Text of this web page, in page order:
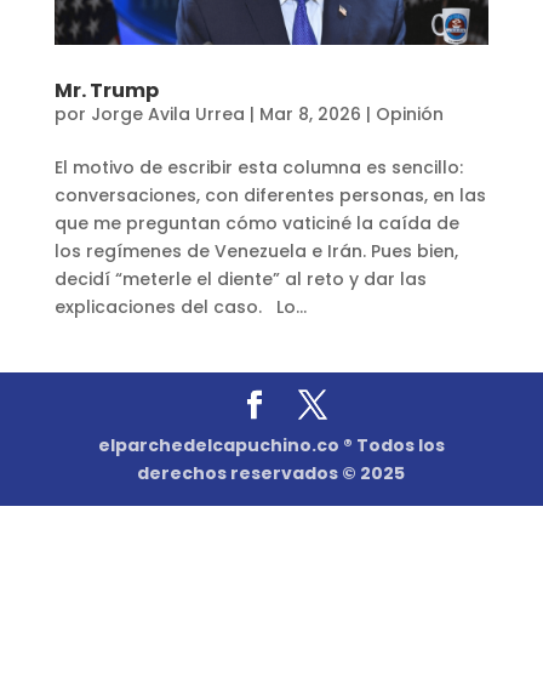
Mr. Trump
por Jorge Avila Urrea | Mar 8, 2026 | Opinión
El motivo de escribir esta columna es sencillo:
conversaciones, con diferentes personas, en las
que me preguntan cómo vaticiné la caída de
los regímenes de Venezuela e Irán. Pues bien,
decidí “meterle el diente” al reto y dar las
explicaciones del caso. Lo...
elparchedelcapuchino.co ® Todos los
derechos reservados © 2025